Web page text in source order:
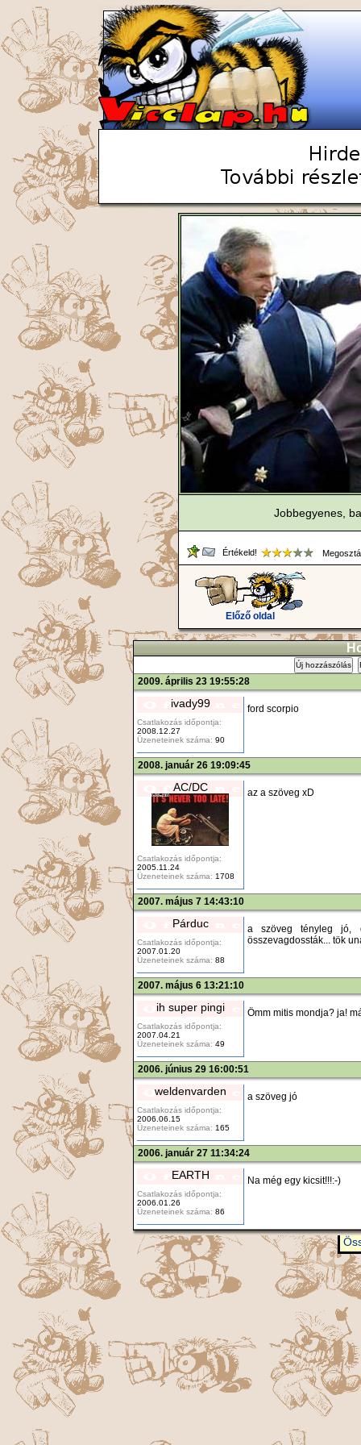
Jobbegyenes,
Értékeld!
Előző oldal
Új hozzászólás
2009. április 23 19:55:28
ivady99
Csatlakozás időpontja:
2008.12.27
Üzeneteinek száma: 90
ford scorpio
2008. január 26 19:09:45
AC/DC
Csatlakozás időpontja:
2005.11.24
Üzeneteinek száma: 1708
az a szöveg xD
2007. május 7 14:43:10
Párduc
Csatlakozás időpontja:
2007.01.20
Üzeneteinek száma: 88
a szöveg tényleg jó,
összevagdossták... tök
2007. május 6 13:21:10
ih super pingi
Csatlakozás időpontja:
2007.04.21
Üzeneteinek száma: 49
Ömm mitis mondja? ja!
2006. június 29 16:00:51
weldenvarden
Csatlakozás időpontja:
2006.06.15
Üzeneteinek száma: 165
a szöveg jó
2006. január 27 11:34:24
EARTH
Csatlakozás időpontja:
2006.01.26
Üzeneteinek száma: 86
Na még egy kicsit!!!:-)